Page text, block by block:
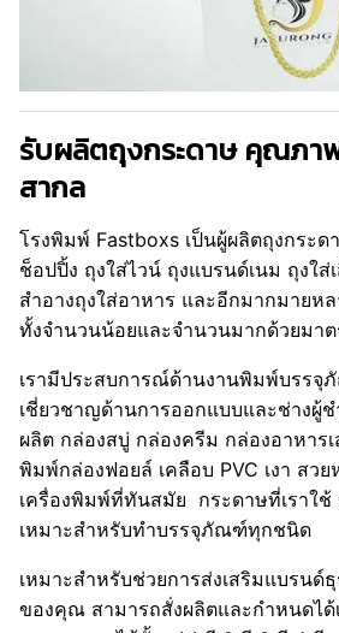
รับผลิตถุงกระดาษ คุณภา
สากล
โรงพิมพ์ Fastboxs เป็นผู้ผลิตถุงกระด
ช็อปปิ้ง ถุงใส่ไวน์ ถุงแบรนด์เนม ถุงใส่
สำอางถุงใส่อาหาร และอีกมากมายหล
ทั้งจำนวนน้อยและจำนวนมากด้วยมา
เรามีประสบการณ์ด้านงานพิมพ์บรรจุ
เชี่ยวชาญด้านการออกแบบและช่างผู้
ผลิต กล่องสบู่ กล่องครีม กล่องอาหาร
พิมพ์กล่องฟอยล์ เคลือบ PVC เงา สวย
เครื่องพิมพ์ที่ทันสมัย กระดาษที่เราใ
เหมาะสำหรับทำบรรจุภัณฑ์ทุกชนิด
เหมาะสำหรับช่วยการส่งเสริมแบรน
ของคุณ สามารถสั่งผลิตและกำหนดไ